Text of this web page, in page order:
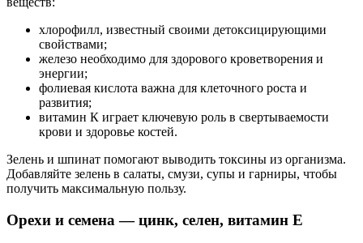
хлорофилл, известный своими детоксицирующими
свойствами;
железо необходимо для здорового кроветворения и
энергии;
фолиевая кислота важна для клеточного роста и
развития;
витамин К играет ключевую роль в свертываемости
крови и здоровье костей.
Зелень и шпинат помогают выводить токсины из организма.
Добавляйте зелень в салаты, смузи, супы и гарниры, чтобы
получить максимальную пользу.
Орехи и семена — цинк, селен, витамин E